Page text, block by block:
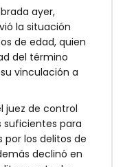
ayer,
la situación
de edad, quien
del término
vinculación a
juez de control
para
por los delitos de
declinó en